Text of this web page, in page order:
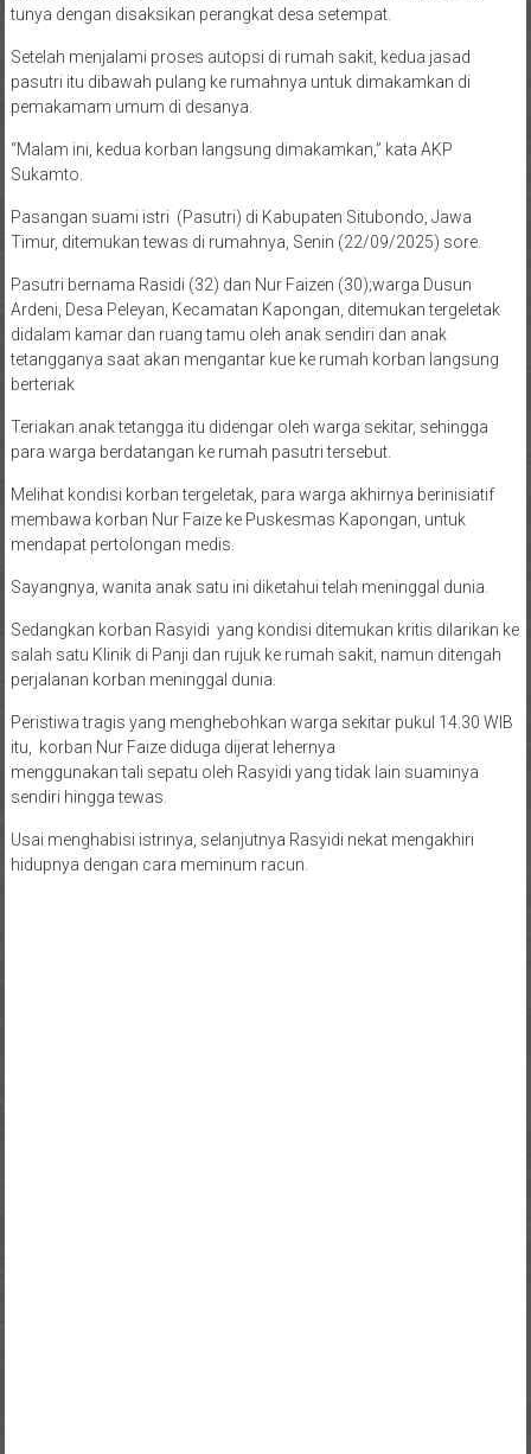
tunya dengan disaksikan perangkat desa setempat.
Setelah menjalami proses autopsi di rumah sakit, kedua jasad
pasutri itu dibawah pulang ke rumahnya untuk dimakamkan di
pemakamam umum di desanya.
“Malam ini, kedua korban langsung dimakamkan,” kata AKP
Sukamto.
Pasangan suami istri (Pasutri) di Kabupaten Situbondo, Jawa
Timur, ditemukan tewas di rumahnya, Senin (22/09/2025) sore.
Pasutri bernama Rasidi (32) dan Nur Faizen (30);warga Dusun
Ardeni, Desa Peleyan, Kecamatan Kapongan, ditemukan tergeletak
didalam kamar dan ruang tamu oleh anak sendiri dan anak
tetangganya saat akan mengantar kue ke rumah korban langsung
berteriak
Teriakan anak tetangga itu didengar oleh warga sekitar, sehingga
para warga berdatangan ke rumah pasutri tersebut.
Melihat kondisi korban tergeletak, para warga akhirnya berinisiatif
membawa korban Nur Faize ke Puskesmas Kapongan, untuk
mendapat pertolongan medis.
Sayangnya, wanita anak satu ini diketahui telah meninggal dunia.
Sedangkan korban Rasyidi yang kondisi ditemukan kritis dilarikan ke
salah satu Klinik di Panji dan rujuk ke rumah sakit, namun ditengah
perjalanan korban meninggal dunia.
Peristiwa tragis yang menghebohkan warga sekitar pukul 14.30 WIB
itu, korban Nur Faize diduga dijerat lehernya
menggunakan tali sepatu oleh Rasyidi yang tidak lain suaminya
sendiri hingga tewas.
Usai menghabisi istrinya, selanjutnya Rasyidi nekat mengakhiri
hidupnya dengan cara meminum racun.